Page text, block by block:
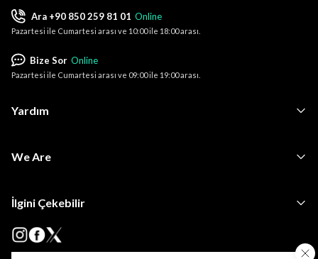
Yardım
We Are
İlgini Çekebilir
Ara +90 850 259 81 01 Online
Pazartesi ile Cumartesi arası ve 10:00 ile 18:00 arası.
Bize Sor Online
Pazartesi ile Cumartesi arası ve 09:00 ile 19:00 arası.